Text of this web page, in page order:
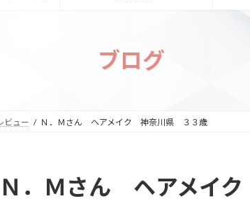
ブログ
ビュー Ｎ．Ｍさん ヘアメイク 神奈川県 ３３歳
Ｎ．Ｍさん ヘアメイ